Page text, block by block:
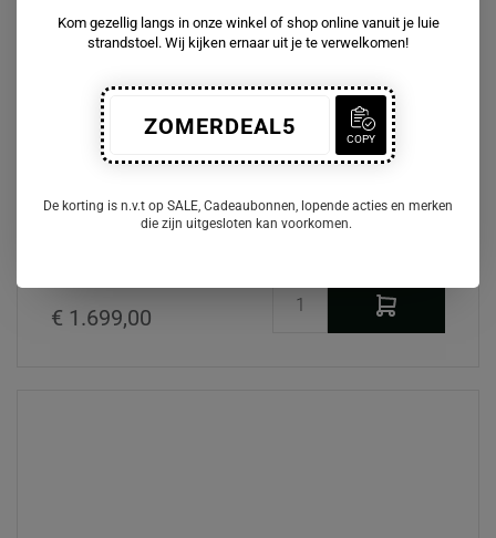
Deuren
€ 1.699,00
Kom gezellig langs in onze winkel of shop online vanuit je luie
strandstoel. Wij kijken ernaar uit je te verwelkomen!
ZOMERDEAL5 COPY
De korting is n.v.t op SALE, Cadeaubonnen, lopende acties en merken
die zijn uitgesloten kan voorkomen.